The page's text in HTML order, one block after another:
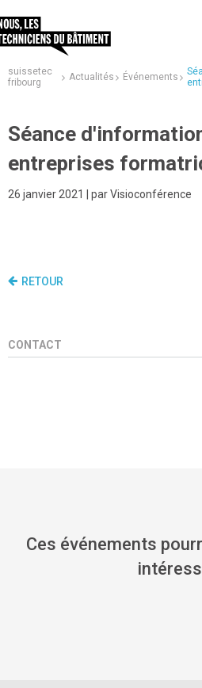
suissetec
fribourg
Actualités Événements
Séance
entreprises
26 janvier 2021 | par Visioconférence
RETOUR
CONTACT
Ces événements